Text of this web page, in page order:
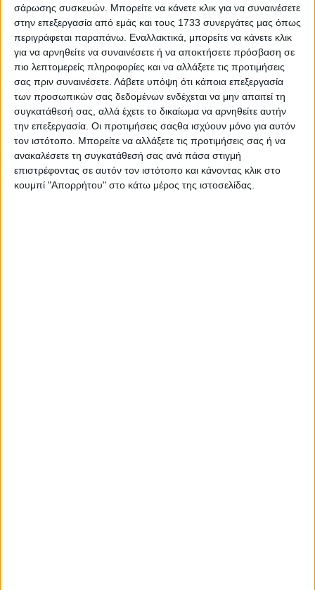
σάρωσης συσκευών. Μπορείτε να κάνετε κλικ για να συναινέσετε
στην επεξεργασία από εμάς και τους 1733 συνεργάτες μας όπως
περιγράφεται παραπάνω. Εναλλακτικά, μπορείτε να κάνετε κλικ
για να αρνηθείτε να συναινέσετε ή να αποκτήσετε πρόσβαση σε
πιο λεπτομερείς πληροφορίες και να αλλάξετε τις προτιμήσεις
σας πριν συναινέσετε. Λάβετε υπόψη ότι κάποια επεξεργασία
των προσωπικών σας δεδομένων ενδέχεται να μην απαιτεί τη
συγκατάθεσή σας, αλλά έχετε το δικαίωμα να αρνηθείτε αυτήν
την επεξεργασία. Οι προτιμήσεις σαςθα ισχύουν μόνο για αυτόν
τον ιστότοπο. Μπορείτε να αλλάξετε τις προτιμήσεις σας ή να
ανακαλέσετε τη συγκατάθεσή σας ανά πάσα στιγμή
επιστρέφοντας σε αυτόν τον ιστότοπο και κάνοντας κλικ στο
κουμπί "Απορρήτου" στο κάτω μέρος της ιστοσελίδας.